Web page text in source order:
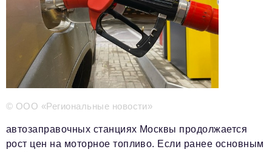
Телефон редакции:+7 495 727-01-67
Электронные почты редакции:
Информационный отдел
info@business-magazine.online
Отдел рекламы
podpiska@business-magazine.online
Отдел по работе с партнерами
© ООО «Региональные новости»
автозаправочных станциях Москвы продолжается
рост цен на моторное топливо. Если ранее основным